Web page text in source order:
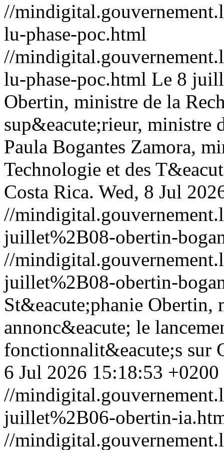
//
lu-phase-poc.html
//
lu-phase-poc.html Le 8
Obertin, ministre de la
sup&eacute;rieur, ministre
Paula Bogantes Zamora,
Technologie et des
Costa Rica. Wed, 8 Jul
//
juillet%2B08-obertin-
//
juillet%2B08-obertin-
St&eacute;phanie
annonc&eacute; le
fonctionnalit&eacute;s
6 Jul 2026 15:18:53 +0200
//
juillet%2B06-obertin-
//